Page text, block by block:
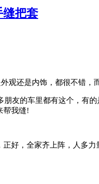
缝把套
观还是内饰，都很不错，
的车里都有这个，有的
帮我缝!
正好，全家齐上阵，人多